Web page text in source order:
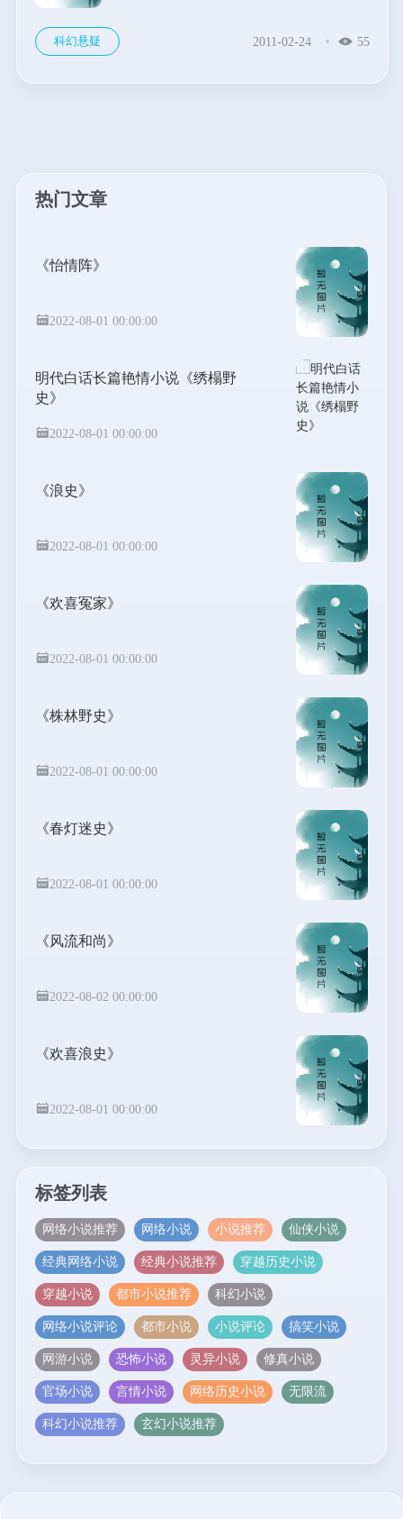
科幻悬疑 2011-02-24 55
热门文章
《怡情阵》
2022-08-01 00:00:00
明代白话长篇艳情小说《绣榻野
史》
2022-08-01 00:00:00
《浪史》
2022-08-01 00:00:00
《欢喜冤家》
2022-08-01 00:00:00
《株林野史》
2022-08-01 00:00:00
《春灯迷史》
2022-08-01 00:00:00
《风流和尚》
2022-08-02 00:00:00
《欢喜浪史》
2022-08-01 00:00:00
标签列表
网络小说推荐 网络小说 小说推荐 仙侠小说
经典网络小说 经典小说推荐 穿越历史小说
穿越小说 都市小说推荐 科幻小说
网络小说评论 都市小说 小说评论 搞笑小说
网游小说 恐怖小说 灵异小说 修真小说
官场小说 言情小说 网络历史小说 无限流
科幻小说推荐 玄幻小说推荐